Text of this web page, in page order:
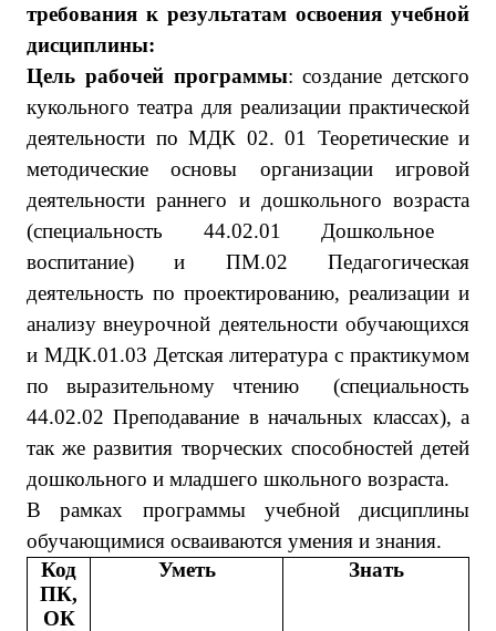
требования к результатам освоения учебной
дисциплины:
Цель рабочей программы: создание детского
кукольного театра для реализации практической
деятельности по МДК 02. 01 Теоретические и
методические основы организации игровой
деятельности раннего и дошкольного возраста
(специальность 44.02.01 Дошкольное
воспитание) и ПМ.02
Педагогическая
деятельность по проектированию, реализации и
анализу внеурочной деятельности обучающихся
и МДК.01.03 Детская литература с практикумом
по выразительному чтению
(специальность
44.02.02 Преподавание в начальных классах), а
так же развития творческих способностей детей
дошкольного и младшего школьного возраста.
В рамках программы учебной дисциплины
обучающимися осваиваются умения и знания.
Код
ПК,
ОК
Уметь Знать